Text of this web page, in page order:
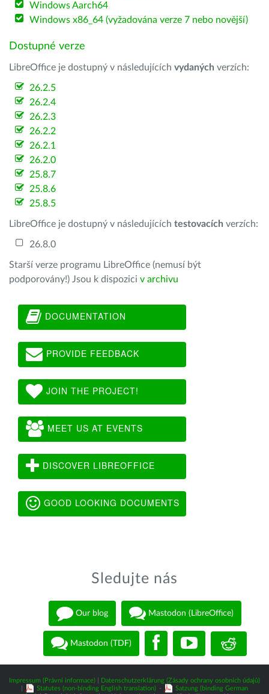
Windows Aarch64
Windows x86_64 (vyžadována verze 7 nebo novější)
Dostupné verze
LibreOffice je dostupný v následujících vydaných verzích:
26.2.5
26.2.4
26.2.3
26.2.2
26.2.1
26.2.0
25.8.7
25.8.6
25.8.5
LibreOffice je dostupný v následujících testovacích verzích:
26.8.0
Starší verze programu LibreOffice (nemusí být
podporovány!) Jsou k dispozici v archivu
DOCUMENTATION
PROVIDE FEEDBACK
JOIN THE PROJECT!
MEET US AT EVENTS
DISCOVER LIBREOFFICE
GOOD LOOKING DOCUMENTS
Sledujte nás
Our blog Mastodon (LibreOffice)
Mastodon (TDF)
Impressum (Právní informace)
Datenschutzerklärung (Zásady ochrany osobních údajů)
Statutes (non-binding English translation) -
Satzung (binding German